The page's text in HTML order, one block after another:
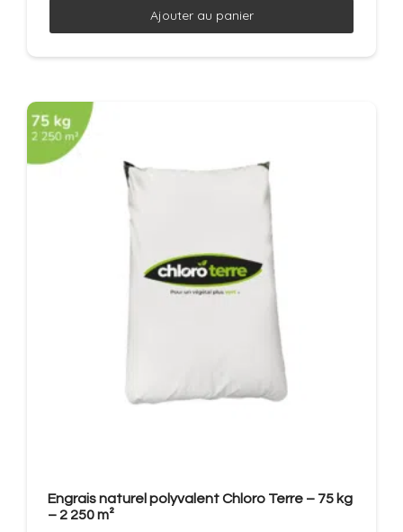
Ajouter au panier
Engrais naturel polyvalent Chloro Terre – 75 kg
– 2 250 m²